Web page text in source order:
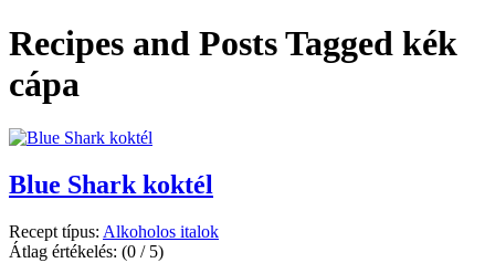
Recipes and Posts Tagged kék
cápa
Blue Shark koktél
Recept típus: Alkoholos italok
Átlag értékelés: (0 / 5)